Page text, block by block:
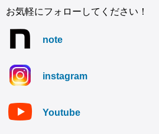
お気軽にフォローしてください！
note
instagram
Youtube